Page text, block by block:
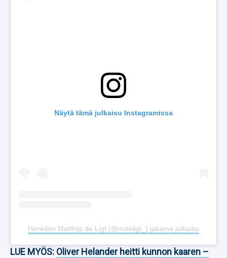
Näytä tämä julkaisu Instagramissa
Henkilön Matthijs de Ligt (@mdeligt_) jakama julkaisu
LUE MYÖS: Oliver Helander heitti kunnon kaaren –